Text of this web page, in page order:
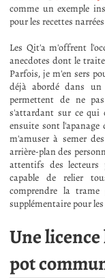
comme un exemple
pour les recettes
Les Qit'a m'offrent
anecdotes dont le
Parfois, je m'en sers
déjà abordé dans un
permettent de ne
s'attardant sur ce qui
ensuite sont l'apanage
m'amuser à semer
arrière-plan des
attentifs des
capable de relier
comprendre la trame
supplémentaire pour
Une
pot